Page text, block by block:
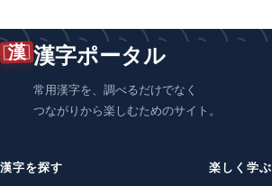
漢 漢字ポータル
常用漢字を、調べるだけでなく
つながりから楽しむためのサイト。
漢字を探す 楽しく学ぶ